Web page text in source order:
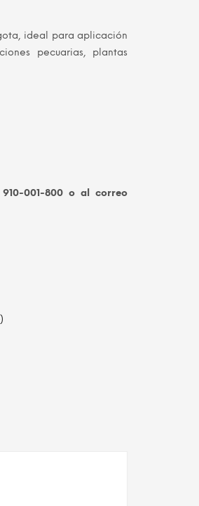
ideal para aplicación
pecuarias, plantas
910-001-800 o al correo